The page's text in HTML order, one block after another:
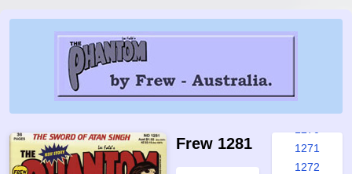
Frew 1281
1264
1265
1271
1272